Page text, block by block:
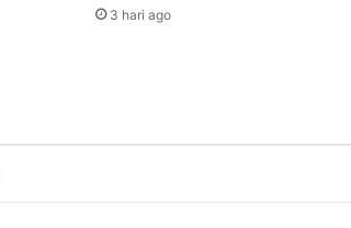
3 hari ago